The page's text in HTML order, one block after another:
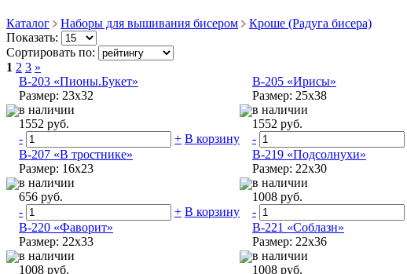
Каталог Наборы для вышивания бисером
Кроше (Радуга бисера)
Показать:
Сортировать по:
1 2 3 »
B-203 «Пионы.Букет»
Размер: 23x32
в наличии
1552 руб.
-
+ В корзину
B-205 «Ирисы»
Размер: 25x38
в наличии
1552 руб.
-
B-207 «В тростнике»
Размер: 16x23
в наличии
656 руб.
-
+ В корзину
B-219 «Подсолнухи»
Размер: 22x30
в наличии
1008 руб.
-
B-220 «Фаворит»
Размер: 22x33
в наличии
1008 руб.
B-221 «Соблазн»
Размер: 22x36
в наличии
1008 руб.